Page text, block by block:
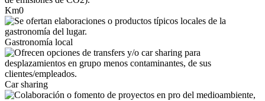
Km0
Gastronomía local
Car sharing